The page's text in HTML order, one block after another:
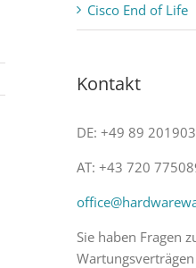
Cisco End of Life
Kontakt
DE: +49 89
AT: +43 720
Sie haben Fragen